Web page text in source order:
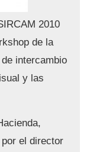
2010
de la
intercambio
y las
el director